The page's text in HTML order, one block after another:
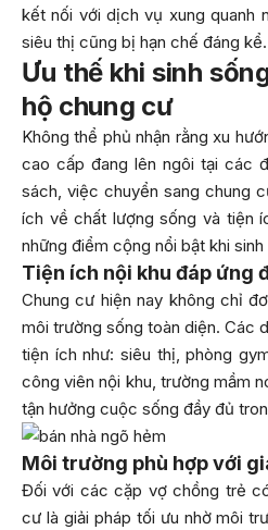
kết nối với dịch vụ xung quanh
siêu thị cũng bị hạn chế đáng kể.
Ưu thế khi sinh
hộ chung cư
Không thể phủ nhận rằng xu
cao cấp đang lên ngôi tại các
sách, việc chuyển sang chung
ích về chất lượng sống và tiện
những điểm cộng nổi bật khi
Tiện ích nội khu đáp ứng
Chung cư hiện nay không chỉ
môi trường sống toàn diện. Các
tiện ích như: siêu thị, phòng
công viên nội khu, trường mầm
tận hưởng cuộc sống đầy đủ
Môi trường phù hợp với
Đối với các cặp vợ chồng trẻ
cư là giải pháp tối ưu nhờ môi